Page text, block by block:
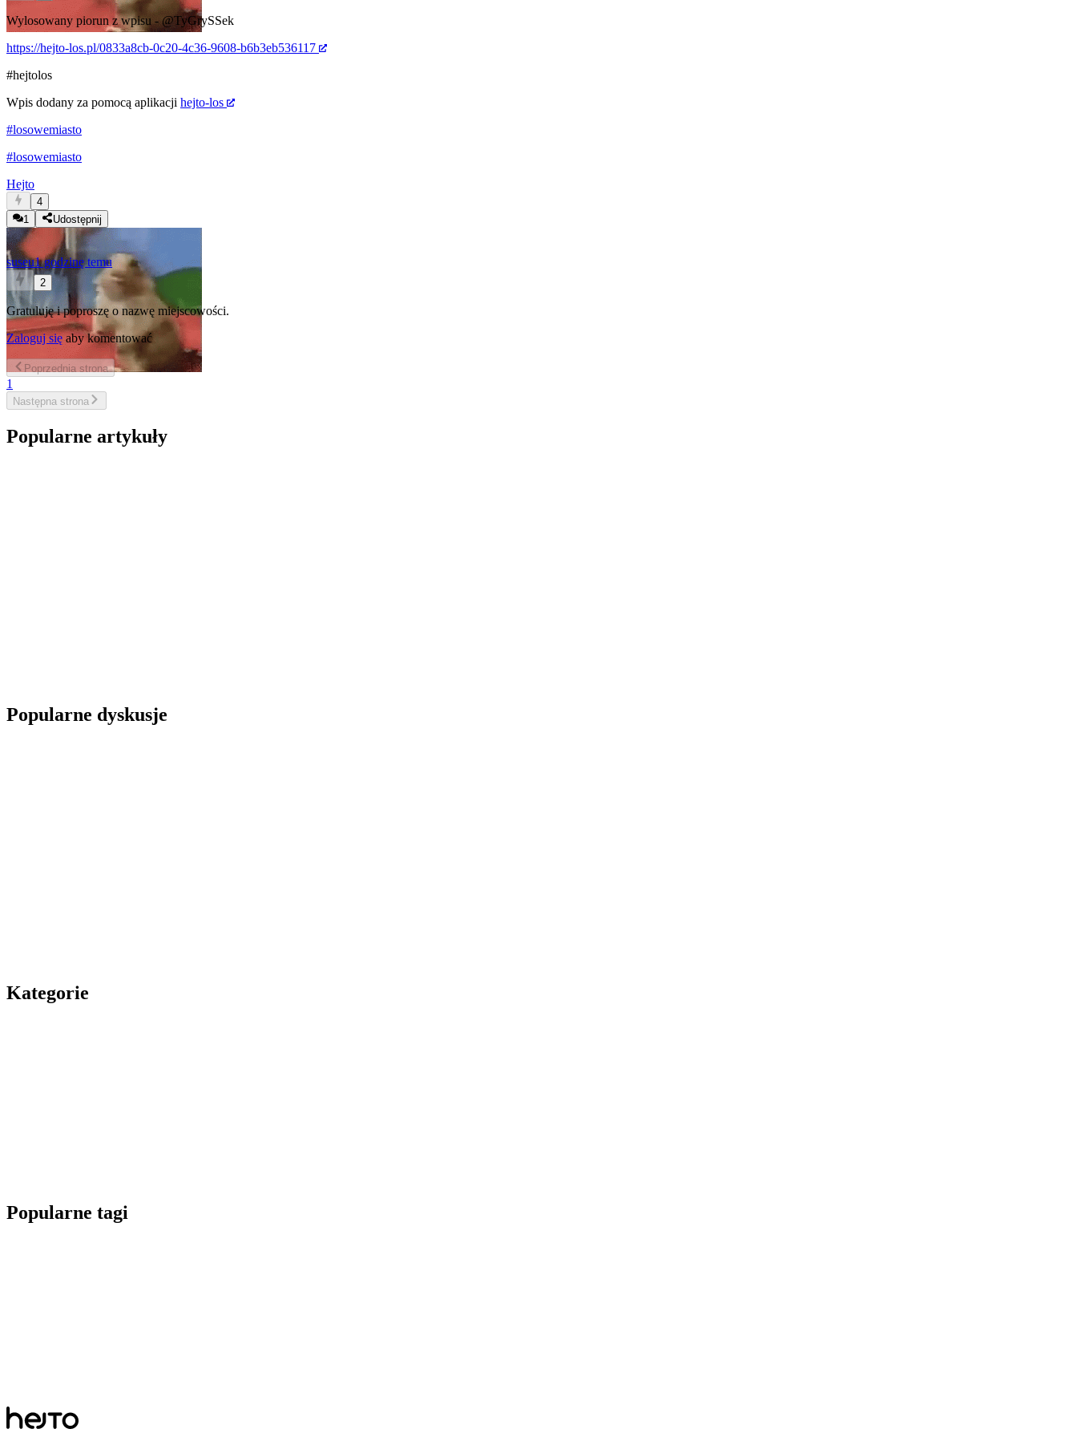
Wylosowany piorun zwpisu -@TyGrySSek
https://hejto-los.pl/0833a8cb-0c20-4c36-9608-b6b3eb536117
#hejtolos
Wpis dodany za pomocą aplikacji hejto-los
#losowemiasto
#losowemiasto
Hejto
4
1
Udostępnij
suseu1 godzinę temu
2
Gratuluję i poproszę o nazwę miejscowości.
Zaloguj sięaby komentować
Poprzednia strona
1
Następna strona
Popularne artykuły
Popularne dyskusje
Kategorie
Popularne tagi